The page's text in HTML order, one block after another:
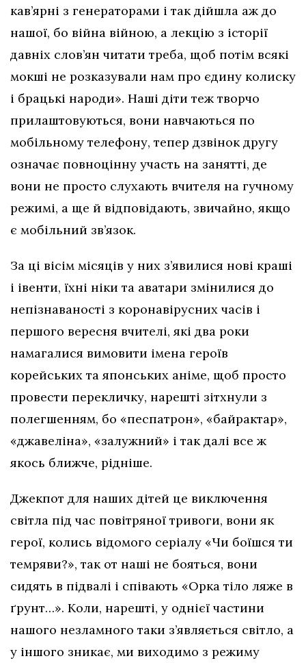
кав’ярні з генераторами і так дійшла аж до
нашої, бо війна війною, а лекцію з історії
давніх слов’ян читати треба, щоб потім всякі
мокші не розказували нам про єдину колиску
і брацькі народи». Наші діти теж творчо
прилаштовуються, вони навчаються по
мобільному телефону, тепер дзвінок другу
означає повноцінну участь на занятті, де
вони не просто слухають вчителя на гучному
режимі, а ще й відповідають, звичайно, якщо
є мобільний зв’язок.
За ці вісім місяців у них з’явилися нові краші
і івенти, їхні ніки та аватари змінилися до
непізнаваності з коронавірусних часів і
першого вересня вчителі, які два роки
намагалися вимовити імена героїв
корейських та японських аніме, щоб просто
провести перекличку, нарешті зітхнули з
полегшенням, бо «песпатрон», «байрактар»,
«джавеліна», «залужний» і так далі все ж
якось ближче, рідніше.
Джекпот для наших дітей це виключення
світла під час повітряної тривоги, вони як
герої, колись відомого серіалу «Чи боїшся ти
темряви?», так от наші не бояться, вони
сидять в підвалі і співають «Орка тіло ляже в
ґрунт…». Коли, нарешті, у однієї частини
нашого незламного таки з’являється світло, а
у іншого зникає, ми виходимо з режиму